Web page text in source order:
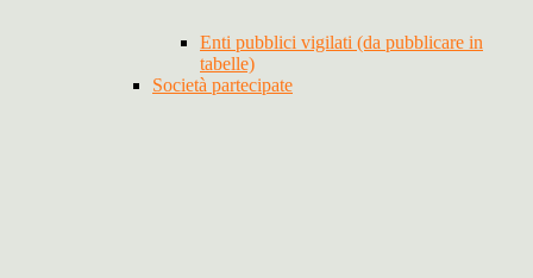
Enti pubblici vigilati (da pubblicare in
tabelle)
Società partecipate